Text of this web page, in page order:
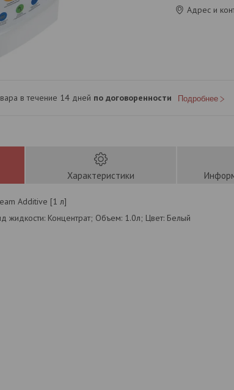
Адрес и
в течение 14 дней по договоренности Подробнее
Характеристики
Additive [1 л]
жидкости: Концентрат; Объем: 1.0л; Цвет: Белый